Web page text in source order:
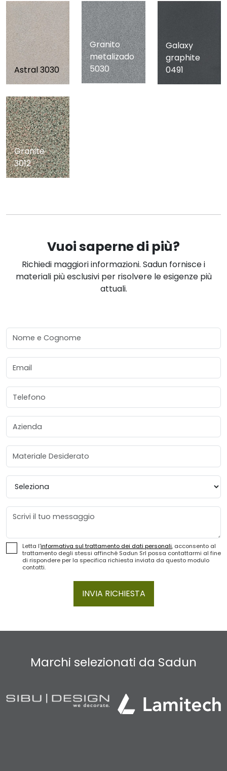
Astral 3030
Granito
metalizado
5030
Galaxy
graphite
0491
Granite
3012
Vuoi saperne di più?
Richiedi maggiori informazioni. Sadun fornisce i
materiali più esclusivi per risolvere le esigenze più
attuali.
Nome e Cognome
Email
Telefono
Azienda
Materiale Desiderato
Provincia
Messaggio
Letta l'informativa sul trattamento dei dati personali, acconsento al
trattamento degli stessi affinché Sadun Srl possa contattarmi al fine
di rispondere per la specifica richiesta inviata da questo modulo
contatti.
INVIA RICHIESTA
Marchi selezionati da Sadun